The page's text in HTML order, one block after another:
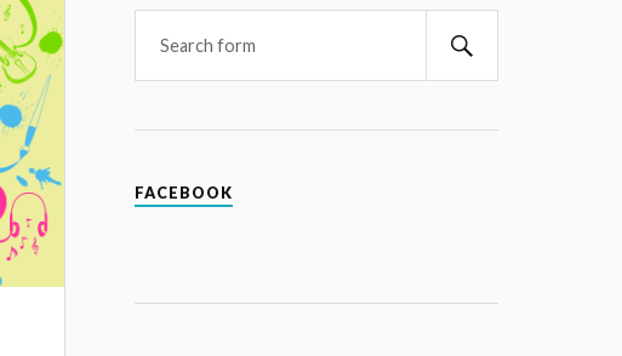
FACEBOOK